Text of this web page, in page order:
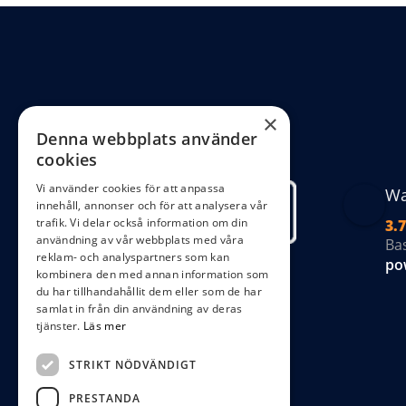
3.7
×
Denna webbplats använder
cookies
Vi använder cookies för att anpassa
innehåll, annonser och för att analysera vår
trafik. Vi delar också information om din
användning av vår webbplats med våra
reklam- och analyspartners som kan
kombinera den med annan information som
du har tillhandahållit dem eller som de har
samlat in från din användning av deras
tjänster. Läs mer
STRIKT NÖDVÄNDIGT
PRESTANDA